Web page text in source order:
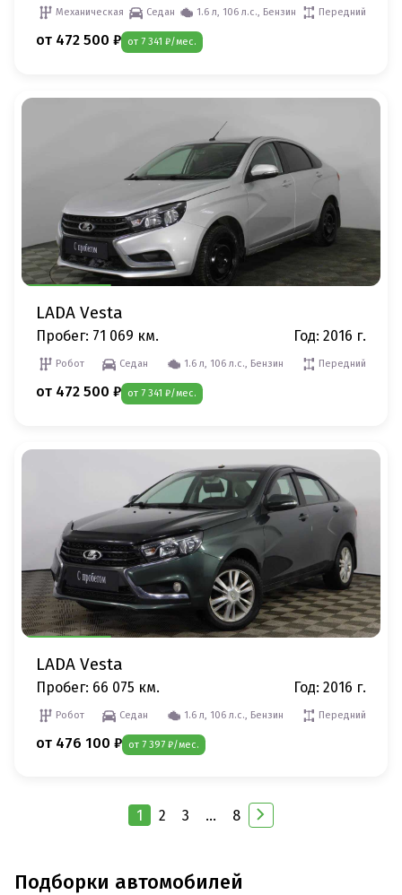
Механическая Седан 1.6 л, 106 л.с., Бензин Передний
от 472 500 ₽ от 7 341 ₽/мес.
LADA Vesta
Пробег: 71 069 км. Год: 2016 г.
Робот Седан 1.6 л, 106 л.с., Бензин Передний
от 472 500 ₽ от 7 341 ₽/мес.
LADA Vesta
Пробег: 66 075 км. Год: 2016 г.
Робот Седан 1.6 л, 106 л.с., Бензин Передний
от 476 100 ₽ от 7 397 ₽/мес.
1 2 3 ... 8
Подборки автомобилей